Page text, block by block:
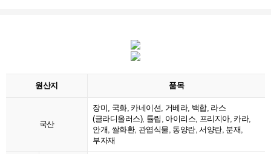
원산지 품목
국산
장미, 국화, 카네이션, 거베라, 백합, 라스
(글라디올러스), 튤립, 아이리스, 프리지아, 카라,
안개, 쌀화환, 관엽식물, 동양란, 서양란, 분재,
부자재